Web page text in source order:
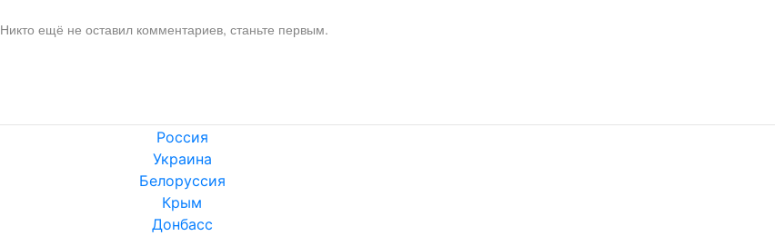
Никто ещё не оставил комментариев, станьте первым.
Россия
Украина
Белоруссия
Крым
Донбасс